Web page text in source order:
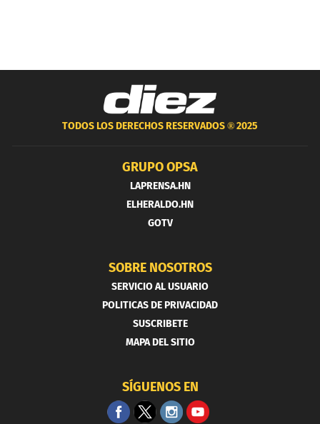
TODOS LOS DERECHOS RESERVADOS ®2025
GRUPO OPSA
LAPRENSA.HN
ELHERALDO.HN
GOTV
SOBRE NOSOTROS
SERVICIO AL USUARIO
POLITICAS DE PRIVACIDAD
SUSCRIBETE
MAPA DEL SITIO
SÍGUENOS EN